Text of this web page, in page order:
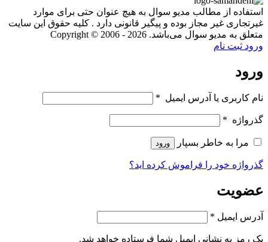
استفاده از مطالب مدیو سوال به هیچ عنوان حتی برای موارد
غیرتجاری غیر مجاز بوده و پیگیر قانونی دارد . کلیه حقوق این سایت
متعلق به مدیو سوال می‌باشد. Copyright © 2006 - 2026
ورود ثبت نام
ورود
نام کاربری یا آدرس ایمیل *
گذرواژه *
مرا به خاطر بسپار ورود
گذرواژه خود را فراموش کرده اید؟
عضویت
آدرس ایمیل *
یک رمز به نشانی ایمیل شما فرستاده خواهد شد.